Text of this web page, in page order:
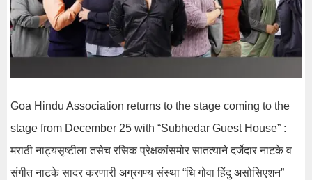
Goa Hindu Association returns to the stage coming to the
stage from December 25 with “Subhedar Guest House” :
मराठीनाट्यसृष्टीलातसेच रसिक प्रेक्षकांसमोर सातत्याने दर्जेदार नाटके व
संगीत नाटके सादर करणारी अग्रगण्य संस्था “धिगोवाहिंदुअसोसिएशन”